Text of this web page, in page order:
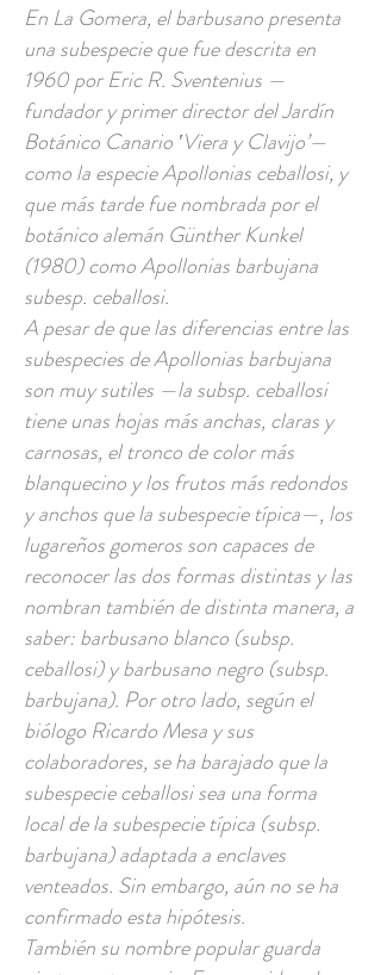
En La Gomera, el barbusano presenta
una subespecie que fue descrita en
1960 por Eric R. Sventenius —
fundador y primer director del Jardín
Botánico Canario ‛Viera y Clavijo’—
como la especie Apollonias ceballosi, y
que más tarde fue nombrada por el
botánico alemán Günther Kunkel
(1980) como Apollonias barbujana
subesp. ceballosi.
A pesar de que las diferencias entre las
subespecies de Apollonias barbujana
son muy sutiles —la subsp. ceballosi
tiene unas hojas más anchas, claras y
carnosas, el tronco de color más
blanquecino y los frutos más redondos
y anchos que la subespecie típica—, los
lugareños gomeros son capaces de
reconocer las dos formas distintas y las
nombran también de distinta manera, a
saber: barbusano blanco (subsp.
ceballosi) y barbusano negro (subsp.
barbujana). Por otro lado, según el
biólogo Ricardo Mesa y sus
colaboradores, se ha barajado que la
subespecie ceballosi sea una forma
local de la subespecie típica (subsp.
barbujana) adaptada a enclaves
venteados. Sin embargo, aún no se ha
confirmado esta hipótesis.
También su nombre popular guarda